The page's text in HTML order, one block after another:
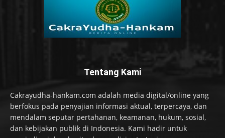
Tentang Kami
Cakrayudha-hankam.com adalah media digital/online yang
berfokus pada penyajian informasi aktual, terpercaya, dan
mendalam seputar pertahanan, keamanan, hukum, sosial,
dan kebijakan publik di Indonesia. Kami hadir untuk